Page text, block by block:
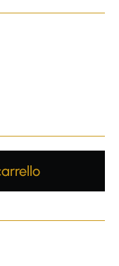
the desired